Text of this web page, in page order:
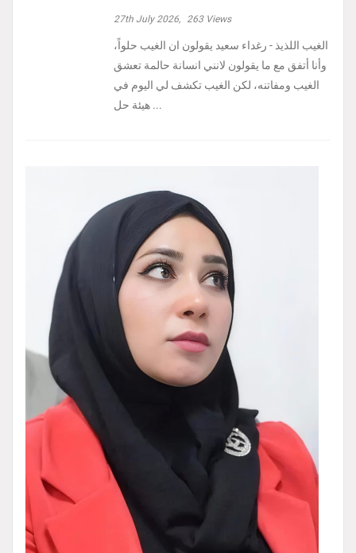
27th July 2026, 263Views
الغيب اللذيذ - رغداء سعيد يقولون ان الغيب حلواً،
وأنا أتفق مع ما يقولون لانني انسانة حالمة تعشق
الغيب ومفاتنه، لكن الغيب تكشف لي اليوم في
هيئة حل ...